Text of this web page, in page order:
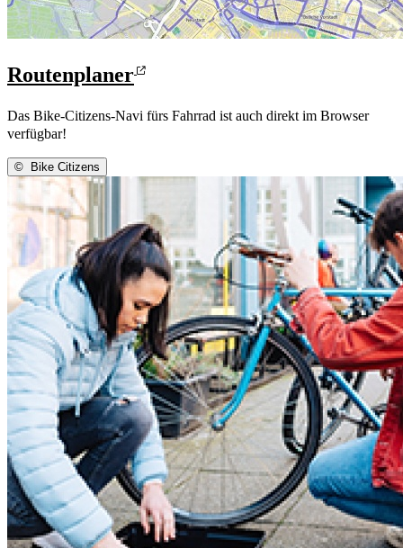
Routenplaner
Das Bike-Citizens-Navi fürs Fahrrad ist auch direkt im Browser
verfügbar!
© Bike Citizens